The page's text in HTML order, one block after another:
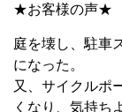
★お客様の声★
庭を壊し、駐車
になった。
又、サイクルポ
くなり、気持ち